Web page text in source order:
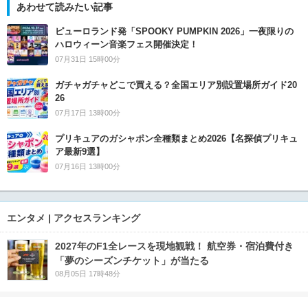
あわせて読みたい記事
ピューロランド発「SPOOKY PUMPKIN 2026」一夜限りの
ハロウィーン音楽フェス開催決定！
07月31日 15時00分
ガチャガチャどこで買える？全国エリア別設置場所ガイド20
26
07月17日 13時00分
プリキュアのガシャポン全種類まとめ2026【名探偵プリキュ
ア最新9選】
07月16日 13時00分
エンタメ | アクセスランキング
2027年のF1全レースを現地観戦！ 航空券・宿泊費付き
「夢のシーズンチケット」が当たる
08月05日 17時48分